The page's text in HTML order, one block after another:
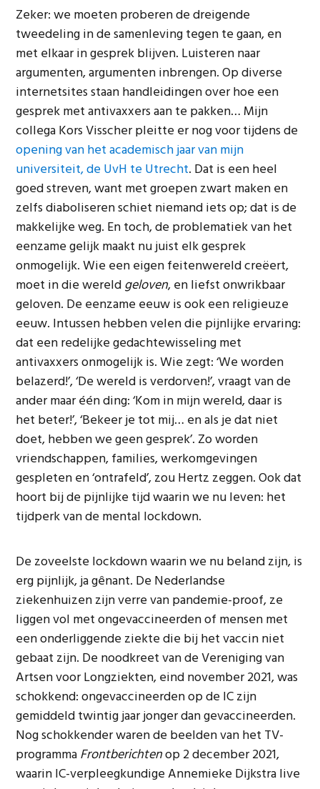
Zeker: we moeten proberen de dreigende
tweedeling in de samenleving tegen te gaan, en
met elkaar in gesprek blijven. Luisteren naar
argumenten, argumenten inbrengen. Op diverse
internetsites staan handleidingen over hoe een
gesprek met antivaxxers aan te pakken… Mijn
collega Kors Visscher pleitte er nog voor tijdens de
opening van het academisch jaar van mijn
universiteit, de UvH te Utrecht. Dat is een heel
goed streven, want met groepen zwart maken en
zelfs diaboliseren schiet niemand iets op; dat is de
makkelijke weg. En toch, de problematiek van het
eenzame gelijk maakt nu juist elk gesprek
onmogelijk. Wie een eigen feitenwereld creëert,
moet in die wereldgeloven, en liefst onwrikbaar
geloven. De eenzame eeuw is ook een religieuze
eeuw. Intussen hebben velen die pijnlijke ervaring:
dat een redelijke gedachtewisseling met
antivaxxers onmogelijk is. Wie zegt: ‘We worden
belazerd!’, ‘De wereld is verdorven!’, vraagt van de
ander maar één ding: ‘Kom in mijn wereld, daar is
het beter!’, ‘Bekeer je tot mij… en als je dat niet
doet, hebben we geen gesprek’. Zo worden
vriendschappen, families, werkomgevingen
gespleten en ‘ontrafeld’, zou Hertz zeggen. Ook dat
hoort bij de pijnlijke tijd waarin we nu leven: het
tijdperk van de mental lockdown.
De zoveelste lockdown waarin we nu beland zijn, is
erg pijnlijk, ja gênant. De Nederlandse
ziekenhuizen zijn verre van pandemie-proof, ze
liggen vol met ongevaccineerden of mensen met
een onderliggende ziekte die bij het vaccin niet
gebaat zijn. De noodkreet van de Vereniging van
Artsen voor Longziekten, eind november 2021, was
schokkend: ongevaccineerden op de IC zijn
gemiddeld twintig jaar jonger dan gevaccineerden.
Nog schokkender waren de beelden van het TV-
programmaFrontberichtenop 2 december 2021,
waarin IC-verpleegkundige Annemieke Dijkstra live